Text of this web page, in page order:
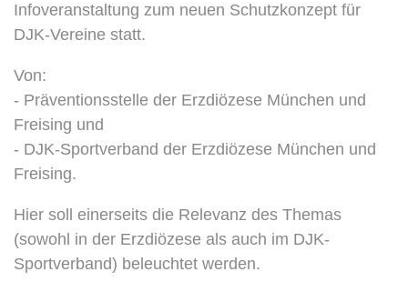
Infoveranstaltung zum neuen Schutzkonzept für
DJK-Vereine statt.
Von:
- Präventionsstelle der Erzdiözese München und
Freising und
- DJK-Sportverband der Erzdiözese München und
Freising.
Hier soll einerseits die Relevanz des Themas
(sowohl in der Erzdiözese als auch im DJK-
Sportverband) beleuchtet werden.